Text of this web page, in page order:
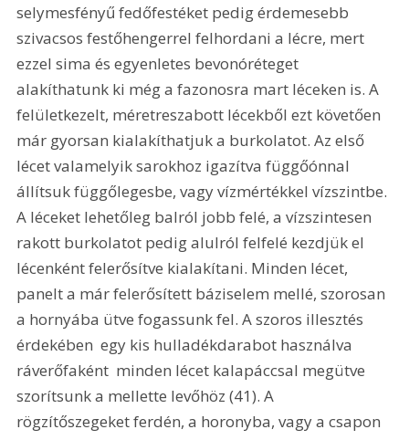
selymesfényű fedőfestéket pedig érdemesebb
szivacsos festőhengerrel felhordani a lécre, mert
ezzel sima és egyenletes bevonóréteget
alakíthatunk ki még a fazonosra mart léceken is. A
felületkezelt, méretreszabott lécekből ezt követően
már gyorsan kialakíthatjuk a burkolatot. Az első
lécet valamelyik sarokhoz igazítva függőónnal
állítsuk függőlegesbe, vagy vízmértékkel vízszintbe.
A léceket lehetőleg balról jobb felé, a vízszintesen
rakott burkolatot pedig alulról felfelé kezdjük el
lécenként felerősítve kialakítani. Minden lécet,
panelt a már felerősített báziselem mellé, szorosan
a hornyába ütve fogassunk fel. A szoros illesztés
érdekében  egy kis hulladékdarabot használva
ráverőfaként  minden lécet kalapáccsal megütve
szorítsunk a mellette levőhöz (41). A
rögzítőszegeket ferdén, a horonyba, vagy a csapon